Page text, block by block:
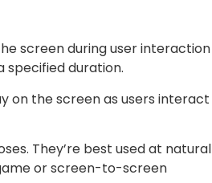
screen during user interaction
duration.
on the screen as users interact
They’re best used at natural
or screen-to-screen